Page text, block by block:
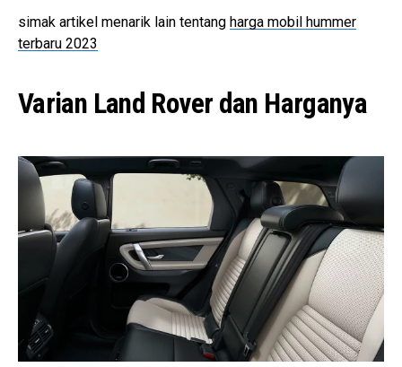
simak artikel menarik lain tentang harga mobil hummer
terbaru 2023
Varian Land Rover dan Harganya